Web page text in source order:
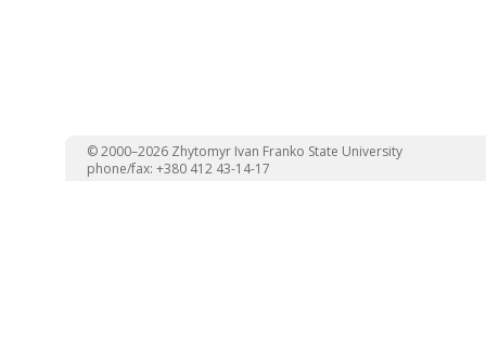
© 2000–2026 Zhytomyr Ivan Franko State University
phone/fax: +380 412 43-14-17